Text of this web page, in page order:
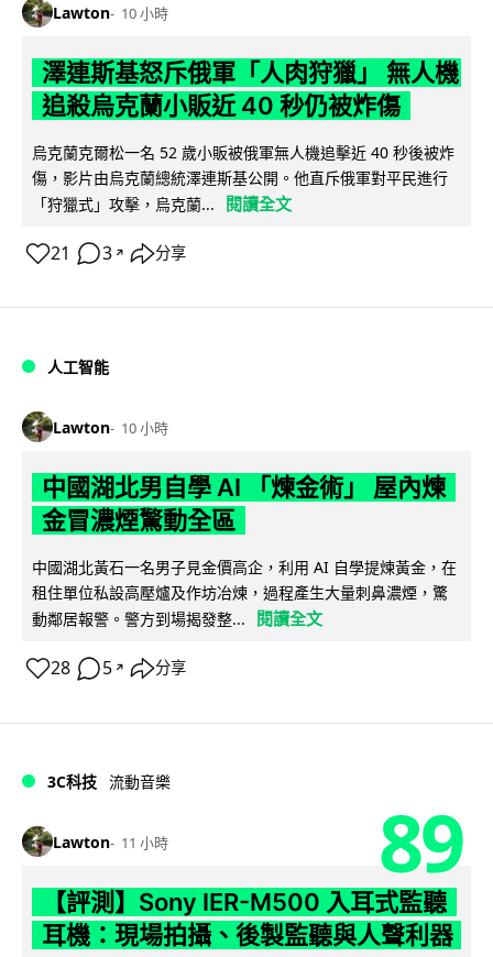
Lawton 10 小時
澤連斯基怒斥俄軍「人肉狩獵」 無人機
追殺烏克蘭小販近 40 秒仍被炸傷
烏克蘭克爾松一名 52 歲小販被俄軍無人機追擊近 40 秒後被炸
傷，影片由烏克蘭總統澤連斯基公開。他直斥俄軍對平民進行
「狩獵式」攻擊，烏克蘭...
閱讀全文
21 3 ↗ 分享
人工智能
Lawton 10 小時
中國湖北男自學 AI 「煉金術」 屋內煉
金冒濃煙驚動全區
中國湖北黃石一名男子見金價高企，利用 AI 自學提煉黃金，在
租住單位私設高壓爐及作坊冶煉，過程產生大量刺鼻濃煙，驚
動鄰居報警。警方到場揭發整...
閱讀全文
28 5 ↗ 分享
3C科技 流動音樂
Lawton 11 小時 89
【評測】Sony IER-M500 入耳式監聽
耳機：現場拍攝、後製監聽與人聲利器